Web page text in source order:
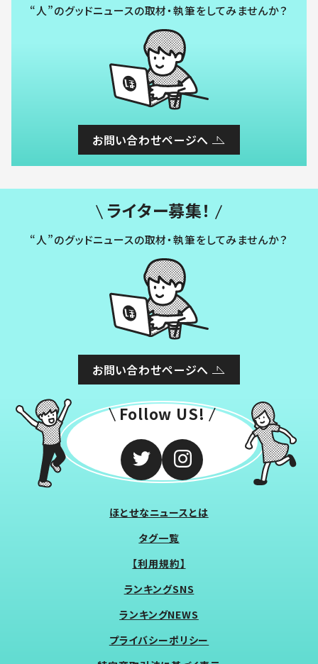
“人”のグッドニュースの取材・執筆をしてみませんか？
お問い合わせページへ
ライター募集！
“人”のグッドニュースの取材・執筆をしてみませんか？
お問い合わせページへ
Follow US!
ほとせなニュースとは
タグ一覧
【利用規約】
ランキングSNS
ランキングNEWS
プライバシーポリシー